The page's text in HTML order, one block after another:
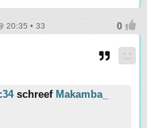
20:35 • 33
schreef Makamba_